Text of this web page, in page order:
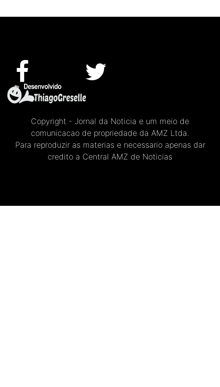
Copyright - Jornal da Noticia e um meio de
comunicacao de propriedade da AMZ Ltda.
Para reproduzir as materias e necessario apenas dar
credito a Central AMZ de Noticias